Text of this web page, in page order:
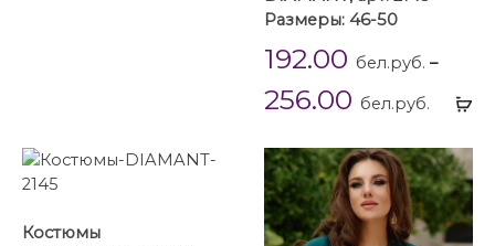
Размеры: 46-50
192.00 бел.руб. –
256.00 бел.руб.
Костюмы